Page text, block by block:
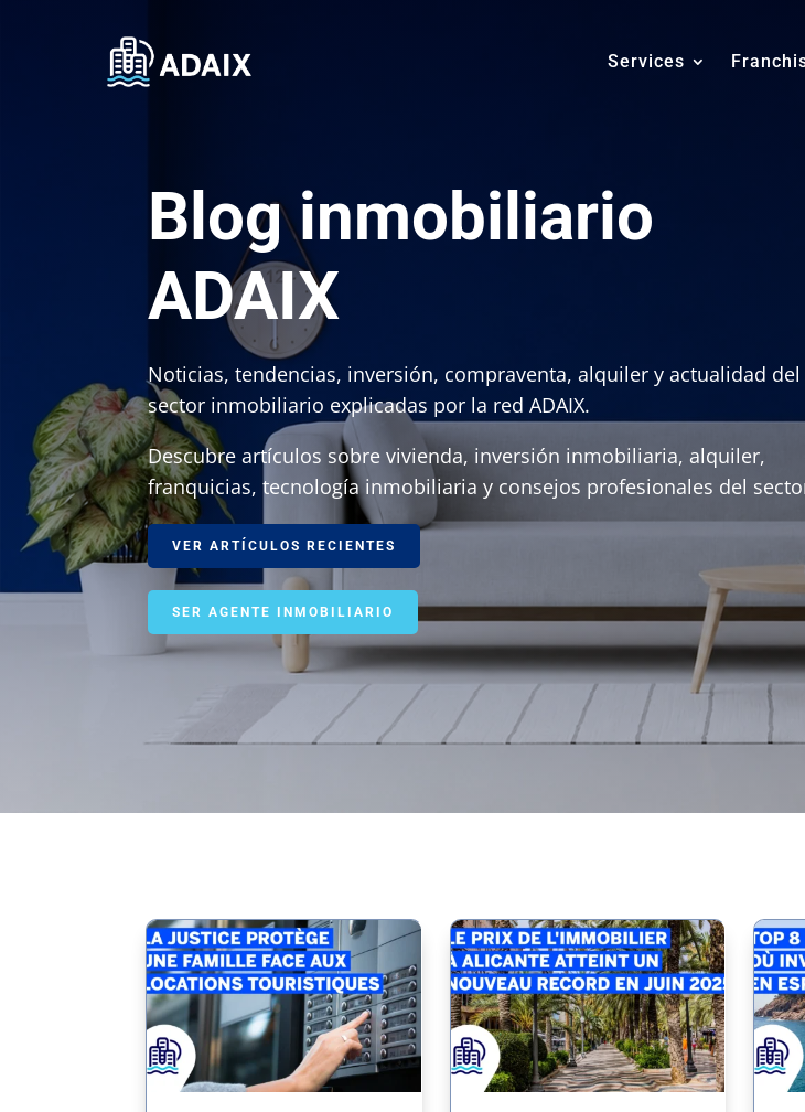
Services
Blog inmobiliario
ADAIX
Noticias, tendencias, inversión, compraventa, alquiler y actualidad del
sector inmobiliario explicadas por la red ADAIX.
Descubre artículos sobre vivienda, inversión inmobiliaria, alquiler,
franquicias, tecnología inmobiliaria y consejos profesionales del
VER ARTÍCULOS RECIENTES
SER AGENTE INMOBILIARIO